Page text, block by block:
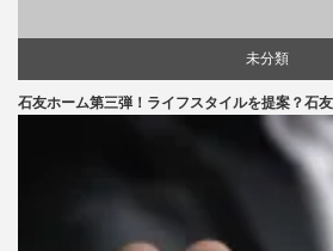
未分類
石友ホーム第三弾！ライフスタイルを提案？石